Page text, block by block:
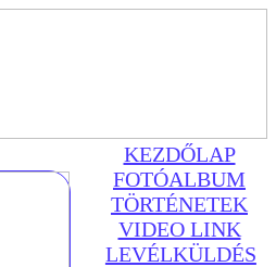
KEZDŐLAP
FOTÓALBUM
TÖRTÉNETEK
VIDEO LINK
LEVÉLKÜLDÉS